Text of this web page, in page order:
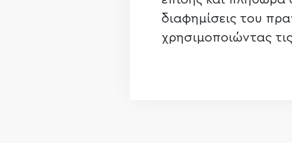
διαφημίσεις του
χρησιμοποιώντας